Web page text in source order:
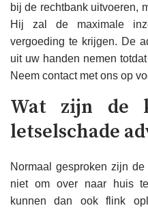
bij de rechtbank uitvoeren,
Hij zal de maximale
vergoeding te krijgen. De
uit uw handen nemen
Neem contact met ons op
Wat zijn de
letselschade
Normaal gesproken zijn
niet om over naar huis
kunnen dan ook flink